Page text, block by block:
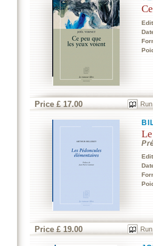
Price £ 17.00
Price £ 19.00